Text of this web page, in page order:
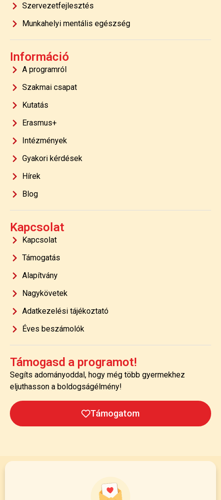
Szervezetfejlesztés
Munkahelyi mentális egészség
Információ
A programról
Szakmai csapat
Kutatás
Erasmus+
Intézmények
Gyakori kérdések
Hírek
Blog
Kapcsolat
Kapcsolat
Támogatás
Alapítvány
Nagykövetek
Adatkezelési tájékoztató
Éves beszámolók
Támogasd a programot!
Segíts adományoddal, hogy még több gyermekhez
eljuthasson a boldogságélmény!
Támogatom